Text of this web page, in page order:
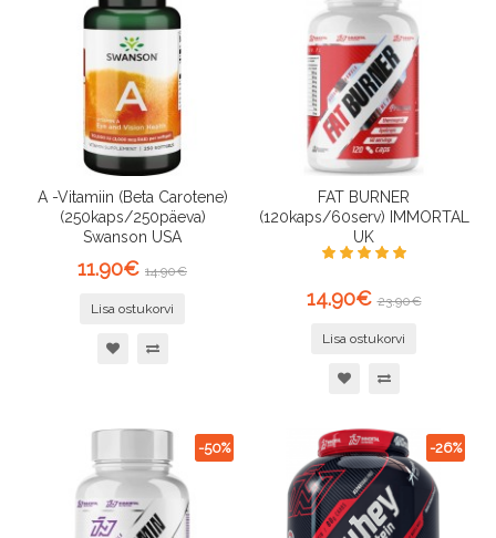
A -Vitamiin (Beta Carotene)
(250kaps/250päeva)
Swanson USA
11.90€ 14.90€
Lisa ostukorvi
FAT BURNER
(120kaps/60serv) IMMORTAL
UK
14.90€ 23.90€
Lisa ostukorvi
-50% -26%